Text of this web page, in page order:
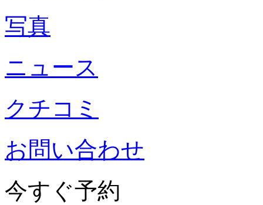
写真
ニュース
クチコミ
お問い合わせ
今すぐ予約